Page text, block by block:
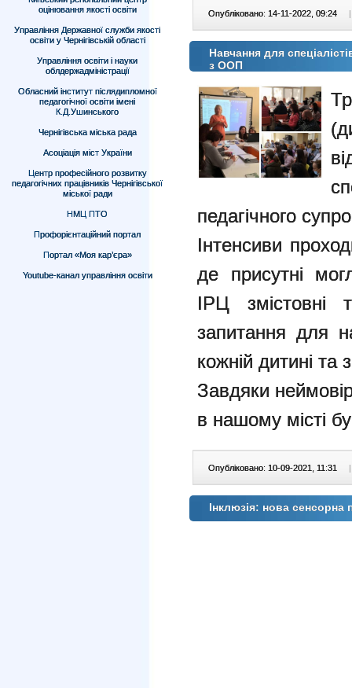
оцінювання якості освіти
Управління Державної служби якості
освіти у Чернігівській області
Управління освіти і науки
облдержадміністрації
Обласний інститут післядипломної
педагогічної освіти імені
К.Д.Ушинського
Чернігівська міська рада
Асоціація міст України
Центр професійного розвитку
педагогічних працівників Чернігівської
міської ради
НМЦ ПТО
Профорієнтаційний портал
Портал «Моя кар’єра»
Youtube-канал управління освіти
Опубліковано: 14-11-2022, 09:24 |
Навчання для
з ООП
педагічного
Інтенсиви
де присутні
ІРЦ змістовні
запитання для
кожній дитині та
Завдяки
в нашому місті
Опубліковано: 10-09-2021, 11:31 |
Інклюзія: нова